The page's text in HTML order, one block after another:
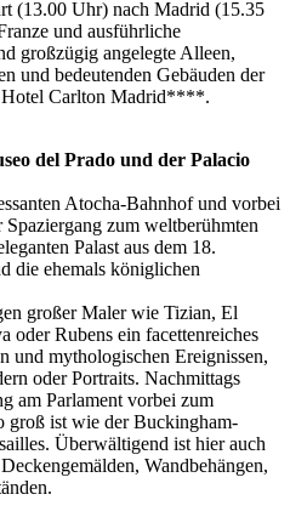
(13.00 Uhr) nach Madrid (15.35
und ausführliche
großzügig angelegte Alleen,
und bedeutenden Gebäuden der
Hotel Carlton Madrid****.
del Prado und der Palacio
Atocha-Bahnhof und vorbei
zum weltberühmten
Palast aus dem 18.
die ehemals königlichen
großer Maler wie Tizian, El
oder Rubens ein facettenreiches
und mythologischen Ereignissen,
oder Portraits. Nachmittags
am Parlament vorbei zum
groß ist wie der Buckingham-
Überwältigend ist hier auch
Wandbehängen,